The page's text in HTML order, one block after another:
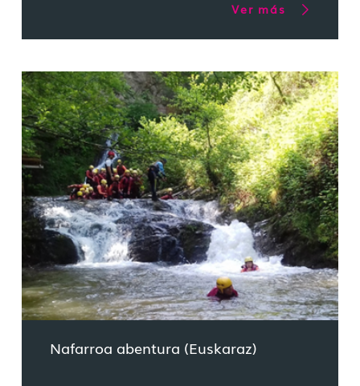
Ver más
Nafarroa abentura (Euskaraz)